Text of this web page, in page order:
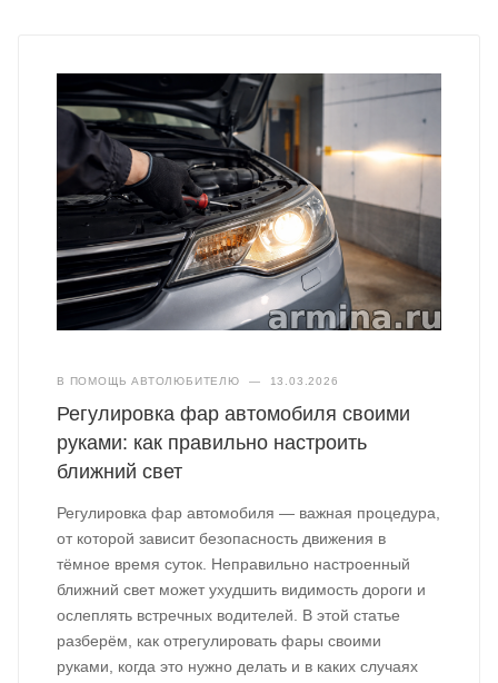
В ПОМОЩЬ АВТОЛЮБИТЕЛЮ — 13.03.2026
Регулировка фар автомобиля своими
руками: как правильно настроить
ближний свет
Регулировка фар автомобиля — важная процедура,
от которой зависит безопасность движения в
тёмное время суток. Неправильно настроенный
ближний свет может ухудшить видимость дороги и
ослеплять встречных водителей. В этой статье
разберём, как отрегулировать фары своими
руками, когда это нужно делать и в каких случаях